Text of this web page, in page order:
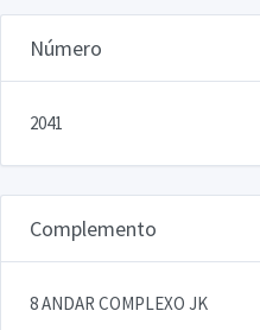
Número
2041
Complemento
8 ANDAR COMPLEXO JK